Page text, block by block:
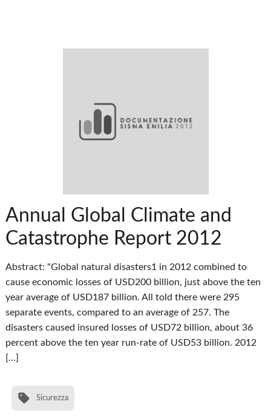
Annual Global Climate and
Catastrophe Report 2012
Abstract: "Global natural disasters1 in 2012 combined to
cause economic losses of USD200 billion, just above the ten
year average of USD187 billion. All told there were 295
separate events, compared to an average of 257. The
disasters caused insured losses of USD72 billion, about 36
percent above the ten year run-rate of USD53 billion. 2012
[…]
Sicurezza